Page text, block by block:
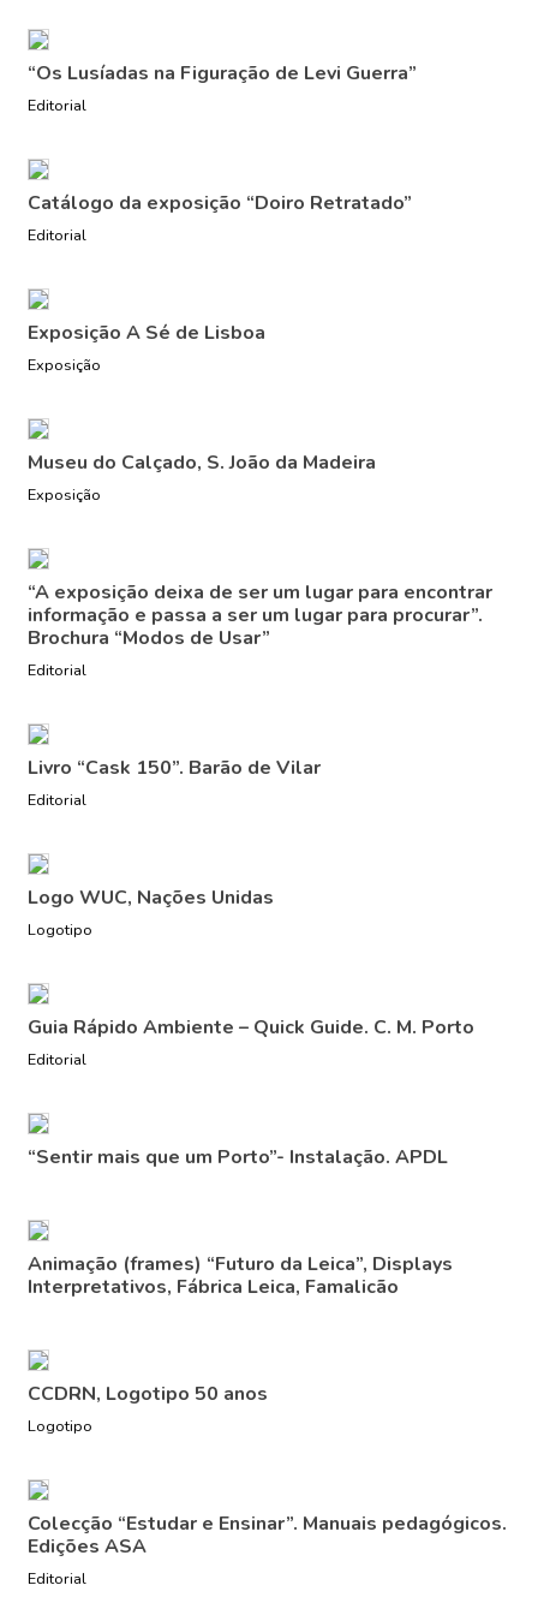
“Os Lusíadas na Figuração de Levi Guerra”
Editorial
Catálogo da exposição “Doiro Retratado”
Editorial
Exposição A Sé de Lisboa
Exposição
Museu do Calçado, S. João da Madeira
Exposição
“A exposição deixa de ser um lugar para encontrar
informação e passa a ser um lugar para procurar”.
Brochura “Modos de Usar”
Editorial
Livro “Cask 150”. Barão de Vilar
Editorial
Logo WUC, Nações Unidas
Logotipo
Guia Rápido Ambiente – Quick Guide. C. M. Porto
Editorial
“Sentir mais que um Porto”- Instalação. APDL
Animação (frames) “Futuro da Leica”, Displays
Interpretativos, Fábrica Leica, Famalicão
CCDRN, Logotipo 50 anos
Logotipo
Colecção “Estudar e Ensinar”. Manuais pedagógicos.
Edições ASA
Editorial